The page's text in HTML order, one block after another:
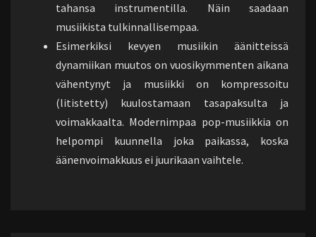
tahansa instrumentilla. Näin saadaan
musiikista tulkinnallisempaa.
Esimerkiksi kevyen musiikin äänitteissä
dynamiikan muutos on vuosikymmenten aikana
vähentynyt ja musiikki on kompressoitu
(litistetty) kuulostamaan tasapaksulta ja
voimakkaalta. Modernimpaa pop-musiikkia on
helpompi kuunnella joka paikassa, koska
äänenvoimakkuus ei juurikaan vaihtele.